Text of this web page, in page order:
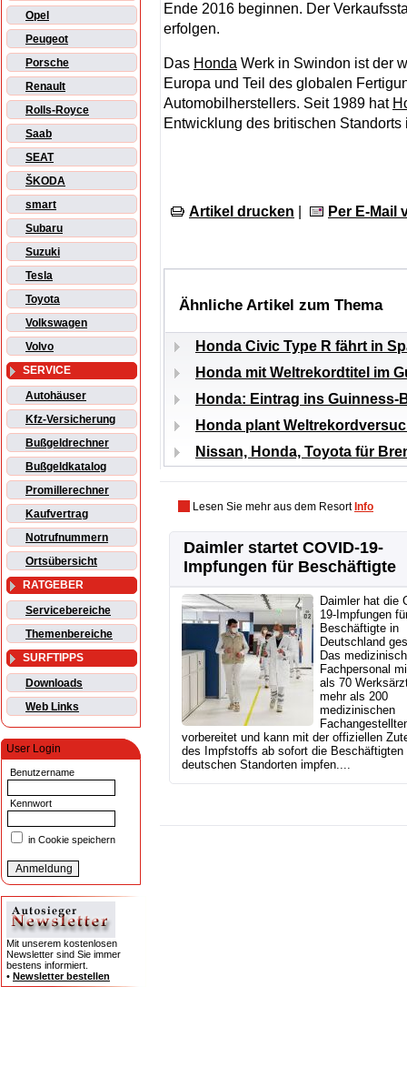
Opel
Peugeot
Porsche
Renault
Rolls-Royce
Saab
SEAT
ŠKODA
smart
Subaru
Suzuki
Tesla
Toyota
Volkswagen
Volvo
SERVICE
Autohäuser
Kfz-Versicherung
Bußgeldrechner
Bußgeldkatalog
Promillerechner
Kaufvertrag
Notrufnummern
Ortsübersicht
RATGEBER
Servicebereiche
Themenbereiche
SURFTIPPS
Downloads
Web Links
User Login
Benutzername
Kennwort
in Cookie speichern
Mit unserem kostenlosen
Newsletter sind Sie immer
bestens informiert.
• Newsletter bestellen
Ende 2016 beginnen. Der
erfolgen.
Das Honda Werk in Swindon ist der
Europa und Teil des globalen
Automobilherstellers. Seit 1989 hat
Entwicklung des britischen Standorts
Artikel drucken Per E-Mail
Ähnliche Artikel zum Thema
Honda Civic Type R fährt in
Honda mit Weltrekordtitel im
Honda: Eintrag ins Guinness-
Honda plant
Nissan, Honda, Toyota für
Lesen Sie mehr aus dem Resort Info
Daimler startet COVID-19-
Impfungen für Beschäftigte
Daimler hat die
19-Impfungen
Beschäftigte in
Deutschland
Das
Fachpersonal
als 70
mehr als 200
medizinischen
vorbereitet und kann mit der offiziellen
des Impfstoffs ab sofort die Beschäftigten
deutschen Standorten impfen....